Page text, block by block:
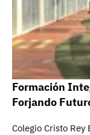
Formación
Forjando
Colegio Cristo Rey